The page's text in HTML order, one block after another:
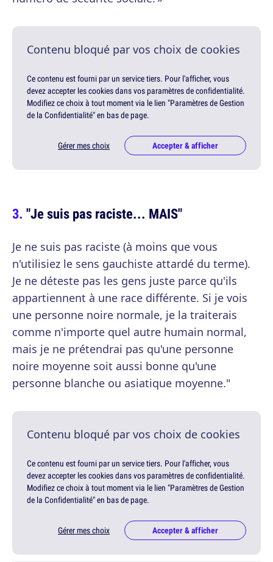
Contenu bloqué par vos choix de cookies
Ce contenu est fourni par un service tiers. Pour l'afficher, vous
devez accepter les cookies dans vos paramètres de confidentialité.
Modifiez ce choix à tout moment via le lien "Paramètres de Gestion
de la Confidentialité" en bas de page.
Gérer mes choix Accepter & afficher
"Je suis pas raciste... MAIS"
Je ne suis pas raciste (à moins que vous
n'utilisiez le sens gauchiste attardé du terme).
Je ne déteste pas les gens juste parce qu'ils
appartiennent à une race différente. Si je vois
une personne noire normale, je la traiterais
comme n'importe quel autre humain normal,
mais je ne prétendrai pas qu'une personne
noire moyenne soit aussi bonne qu'une
personne blanche ou asiatique moyenne."
Contenu bloqué par vos choix de cookies
Ce contenu est fourni par un service tiers. Pour l'afficher, vous
devez accepter les cookies dans vos paramètres de confidentialité.
Modifiez ce choix à tout moment via le lien "Paramètres de Gestion
de la Confidentialité" en bas de page.
Gérer mes choix Accepter & afficher